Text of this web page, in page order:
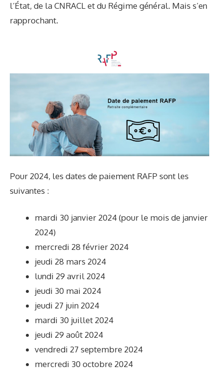
l’État, de la CNRACL et du Régime général. Mais s’en
rapprochant.
Pour 2024, les dates de paiement RAFP sont les
suivantes :
mardi 30 janvier 2024 (pour le mois de janvier
2024)
mercredi 28 février 2024
jeudi 28 mars 2024
lundi 29 avril 2024
jeudi 30 mai 2024
jeudi 27 juin 2024
mardi 30 juillet 2024
jeudi 29 août 2024
vendredi 27 septembre 2024
mercredi 30 octobre 2024